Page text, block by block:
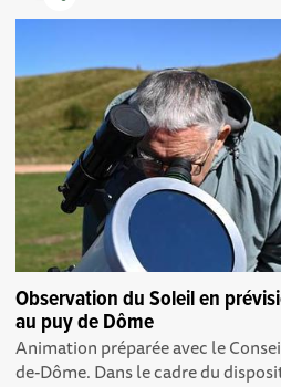
Observation du Soleil en
au puy de Dôme
Animation préparée avec le
de-Dôme. Dans le cadre du